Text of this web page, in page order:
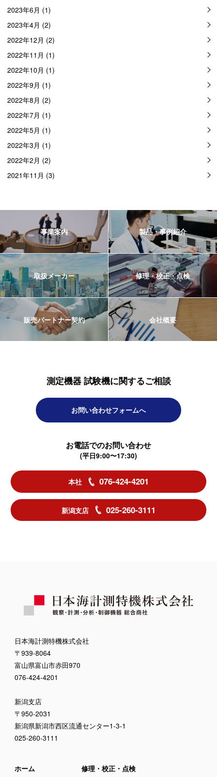
2023年6月 (1)
2023年4月 (2)
2022年12月 (2)
2022年11月 (1)
2022年10月 (1)
2022年9月 (1)
2022年8月 (2)
2022年7月 (1)
2022年5月 (1)
2022年3月 (1)
2022年2月 (2)
2021年11月 (3)
事業案内 製品・事例紹介
取扱メーカー 修理・校正・点検
販売パートナー契約 会社概要
測定機器 試験機に関するご相談
お問い合わせフォームへ
お電話でのお問い合わせ
(平日9:00〜17:30)
本社 076-424-4201
新潟支店 025-260-3111
日本海計測特機株式会社
〒939-8064
富山県富山市赤田970
076-424-4201
新潟支店
〒950-2031
新潟県新潟市西区流通センター1-3-1
025-260-3111
ホーム 修理・校正・点検